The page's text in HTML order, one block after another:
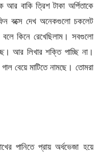
বাকি ত্রিশ টাকা অর্পিতাকে
বক্সে দেখ অনেকগুলো চকলেট
কিনে রেখেছিলাম। সবগুলো
আর লিখার শক্তি পাচ্ছি না।
বেয়ে মাটিতে নামছে। তোমরা
পানিতে প্রায় অর্ধভেজা হয়ে